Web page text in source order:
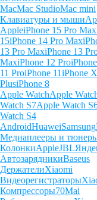
MacMac StudioMac mini
Клавиатуры и мыши
AppleiPhone 15 Pro Max
15iPhone 14 Pro Max
13 Pro MaxiPhone 13
MaxiPhone 12 Pro
11 ProiPhone 11iPhone
PlusiPhone 8
Apple WatchApple
Watch S7Apple Watch
Watch S4
AndroidHuaweiSamsung
Медиаплееры и
КолонкиAppleJBL
АвтозарядникиBaseus
ДержателиXiaomi
Видеорегистраторы
Компрессоры70Mai